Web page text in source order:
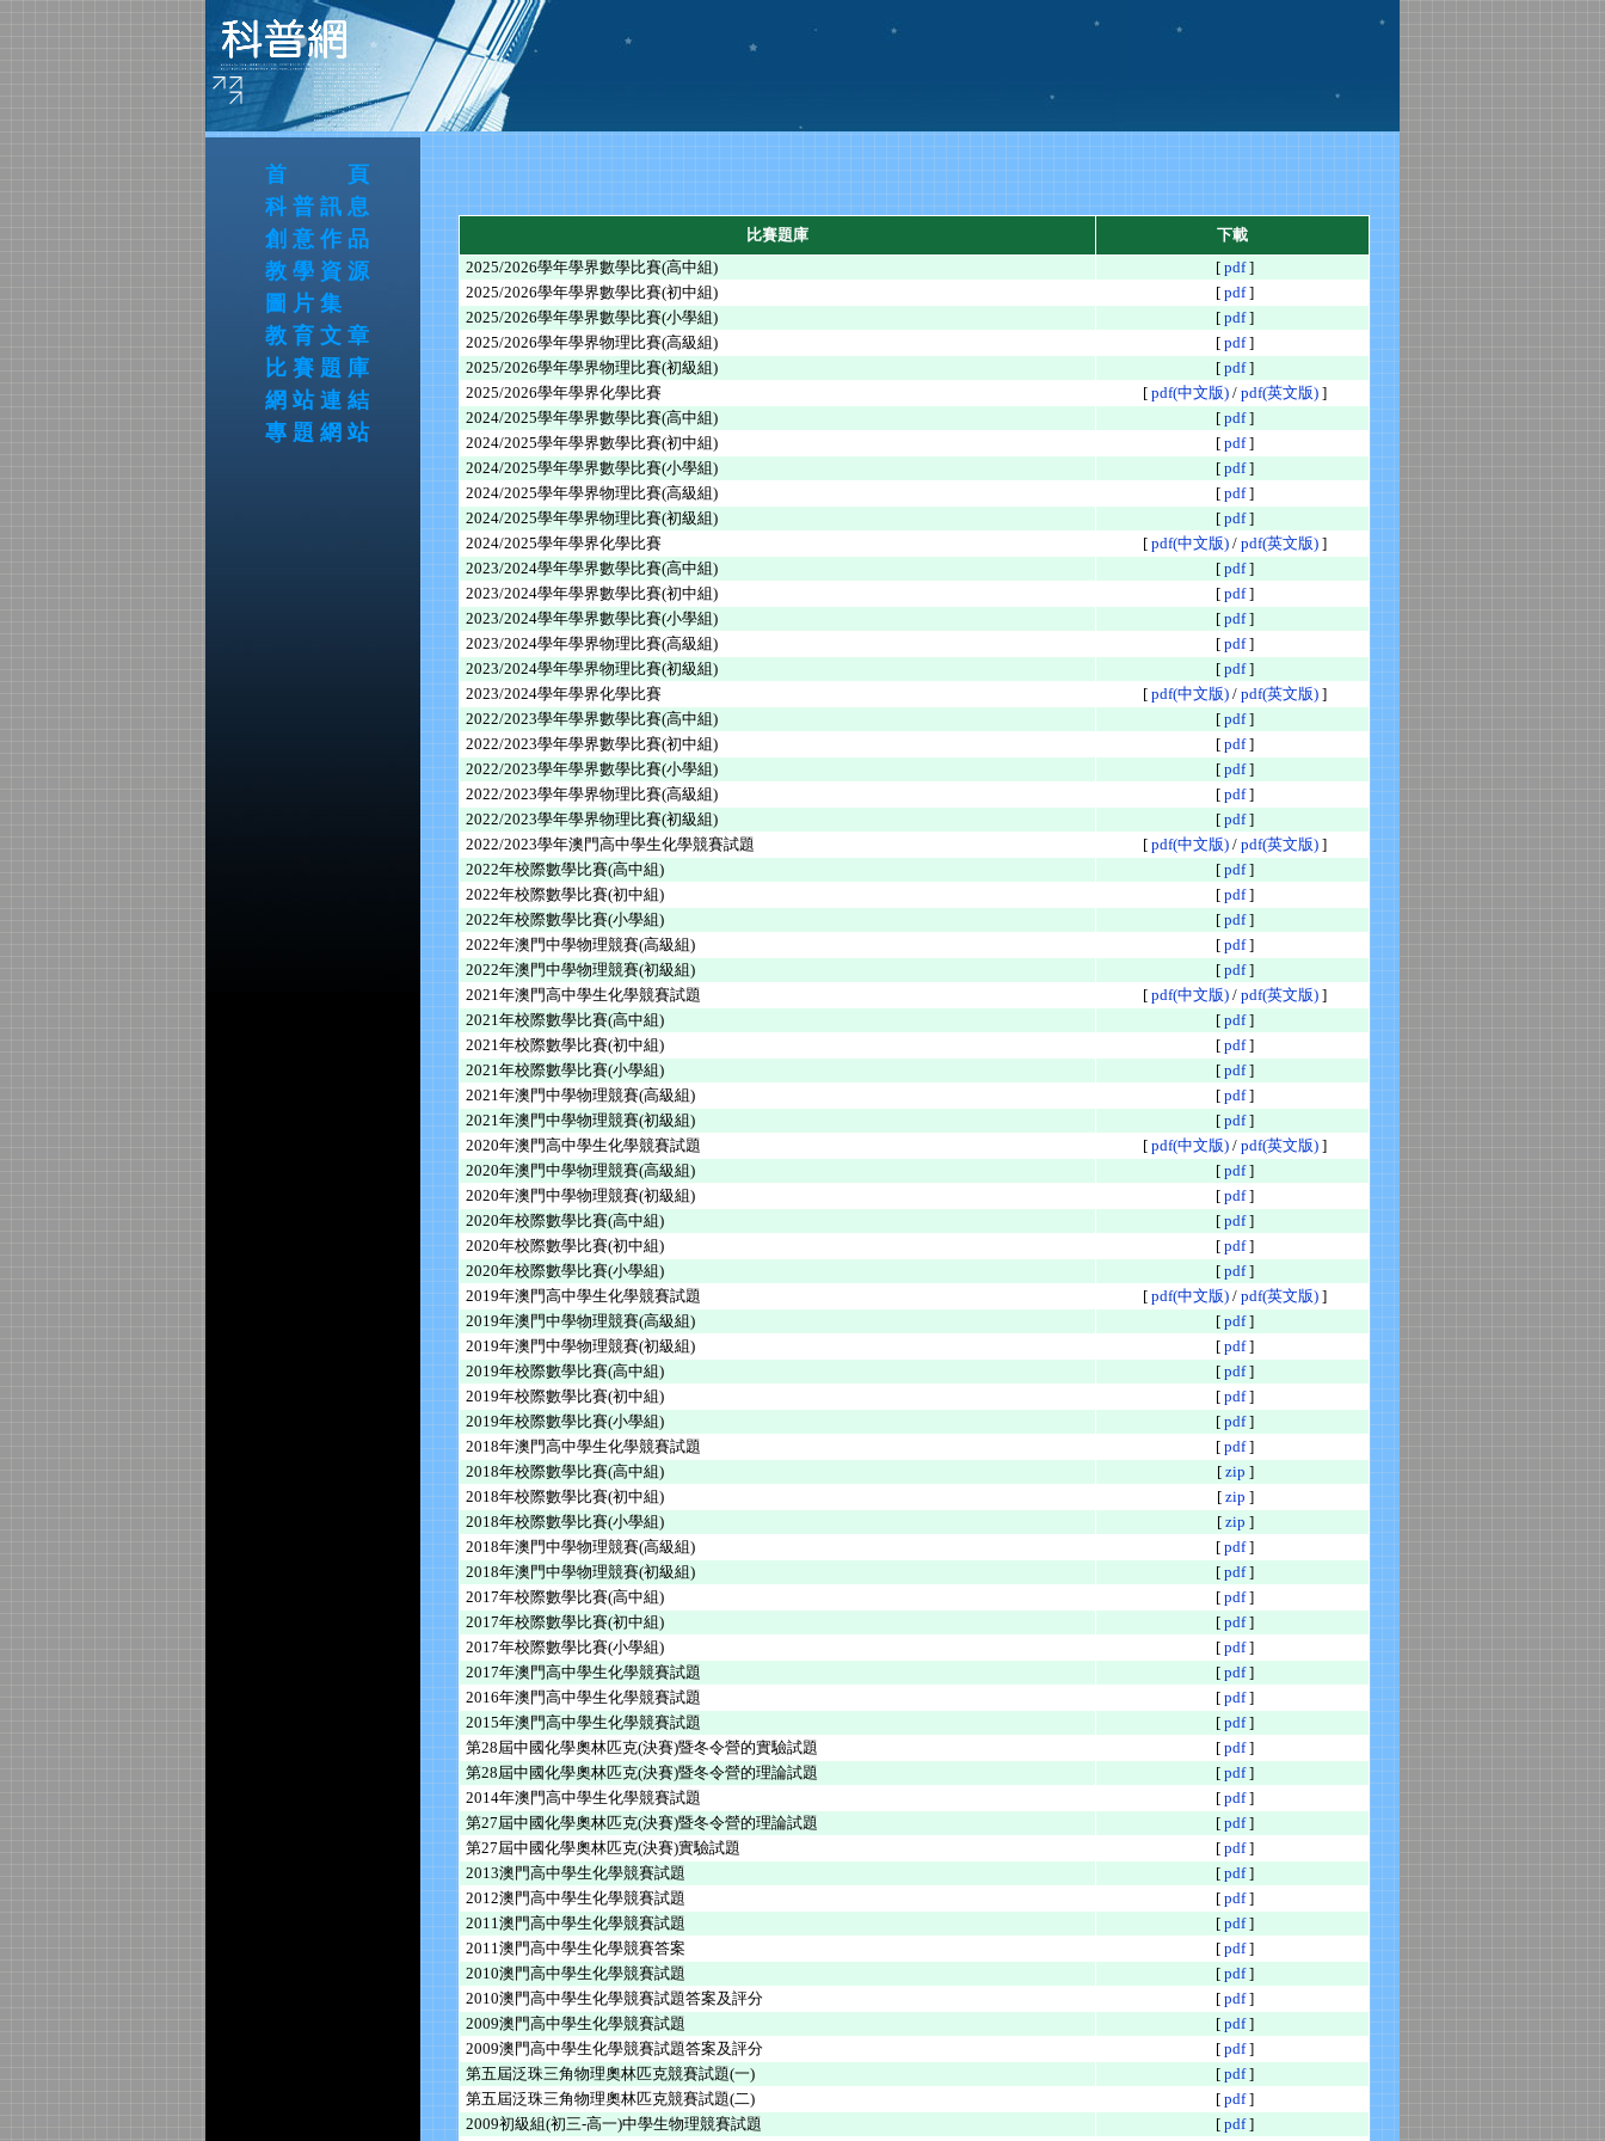
首 頁
科普訊息
創意作品
教學資源
圖片集
教育文章
比賽題庫
網站連結
專題網站
比賽題庫
下載
2025/2026學年學界數學比賽(高中組)
[ pdf]
2025/2026學年學界數學比賽(初中組)
[ pdf]
2025/2026學年學界數學比賽(小學組)
[ pdf]
2025/2026學年學界物理比賽(高級組)
[ pdf]
2025/2026學年學界物理比賽(初級組)
[ pdf]
2025/2026學年學界化學比賽
[ pdf(中文版) / pdf(英文版) ]
2024/2025學年學界數學比賽(高中組)
[ pdf]
2024/2025學年學界數學比賽(初中組)
[ pdf]
2024/2025學年學界數學比賽(小學組)
[ pdf]
2024/2025學年學界物理比賽(高級組)
[ pdf]
2024/2025學年學界物理比賽(初級組)
[ pdf]
2024/2025學年學界化學比賽
[ pdf(中文版) / pdf(英文版) ]
2023/2024學年學界數學比賽(高中組)
[ pdf]
2023/2024學年學界數學比賽(初中組)
[ pdf]
2023/2024學年學界數學比賽(小學組)
[ pdf]
2023/2024學年學界物理比賽(高級組)
[ pdf]
2023/2024學年學界物理比賽(初級組)
[ pdf]
2023/2024學年學界化學比賽
[ pdf(中文版) / pdf(英文版) ]
2022/2023學年學界數學比賽(高中組)
[ pdf]
2022/2023學年學界數學比賽(初中組)
[ pdf]
2022/2023學年學界數學比賽(小學組)
[ pdf]
2022/2023學年學界物理比賽(高級組)
[ pdf]
2022/2023學年學界物理比賽(初級組)
[ pdf]
2022/2023學年澳門高中學生化學競賽試題
[ pdf(中文版) / pdf(英文版) ]
2022年校際數學比賽(高中組)
[ pdf]
2022年校際數學比賽(初中組)
[ pdf]
2022年校際數學比賽(小學組)
[ pdf]
2022年澳門中學物理競賽(高級組)
[ pdf]
2022年澳門中學物理競賽(初級組)
[ pdf]
2021年澳門高中學生化學競賽試題
[ pdf(中文版) / pdf(英文版) ]
2021年校際數學比賽(高中組)
[ pdf]
2021年校際數學比賽(初中組)
[ pdf]
2021年校際數學比賽(小學組)
[ pdf]
2021年澳門中學物理競賽(高級組)
[ pdf]
2021年澳門中學物理競賽(初級組)
[ pdf]
2020年澳門高中學生化學競賽試題
[ pdf(中文版) / pdf(英文版) ]
2020年澳門中學物理競賽(高級組)
[ pdf]
2020年澳門中學物理競賽(初級組)
[ pdf]
2020年校際數學比賽(高中組)
[ pdf]
2020年校際數學比賽(初中組)
[ pdf]
2020年校際數學比賽(小學組)
[ pdf]
2019年澳門高中學生化學競賽試題
[ pdf(中文版) / pdf(英文版) ]
2019年澳門中學物理競賽(高級組)
[ pdf]
2019年澳門中學物理競賽(初級組)
[ pdf]
2019年校際數學比賽(高中組)
[ pdf]
2019年校際數學比賽(初中組)
[ pdf]
2019年校際數學比賽(小學組)
[ pdf]
2018年澳門高中學生化學競賽試題
[ pdf]
2018年校際數學比賽(高中組)
[ zip ]
2018年校際數學比賽(初中組)
[ zip ]
2018年校際數學比賽(小學組)
[ zip ]
2018年澳門中學物理競賽(高級組)
[ pdf]
2018年澳門中學物理競賽(初級組)
[ pdf]
2017年校際數學比賽(高中組)
[ pdf]
2017年校際數學比賽(初中組)
[ pdf]
2017年校際數學比賽(小學組)
[ pdf]
2017年澳門高中學生化學競賽試題
[ pdf]
2016年澳門高中學生化學競賽試題
[ pdf]
2015年澳門高中學生化學競賽試題
[ pdf]
第28屆中國化學奧林匹克(決賽)暨冬令營的實驗試題
[ pdf]
第28屆中國化學奧林匹克(決賽)暨冬令營的理論試題
[ pdf]
2014年澳門高中學生化學競賽試題
[ pdf]
第27屆中國化學奧林匹克(決賽)暨冬令營的理論試題
[ pdf]
第27屆中國化學奧林匹克(決賽)實驗試題
[ pdf]
2013澳門高中學生化學競賽試題
[ pdf]
2012澳門高中學生化學競賽試題
[ pdf]
2011澳門高中學生化學競賽試題
[ pdf]
2011澳門高中學生化學競賽答案
[ pdf]
2010澳門高中學生化學競賽試題
[ pdf]
2010澳門高中學生化學競賽試題答案及評分
[ pdf]
2009澳門高中學生化學競賽試題
[ pdf]
2009澳門高中學生化學競賽試題答案及評分
[ pdf]
第五屆泛珠三角物理奧林匹克競賽試題(一) [ pdf]
第五屆泛珠三角物理奧林匹克競賽試題(二) [ pdf]
2009初級組(初三-高一)中學生物理競賽試題 [ pdf]